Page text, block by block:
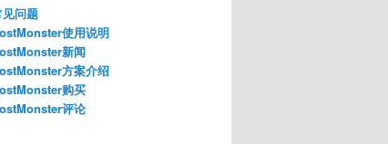
问题
使用说明
新闻
方案介绍
购买
评论